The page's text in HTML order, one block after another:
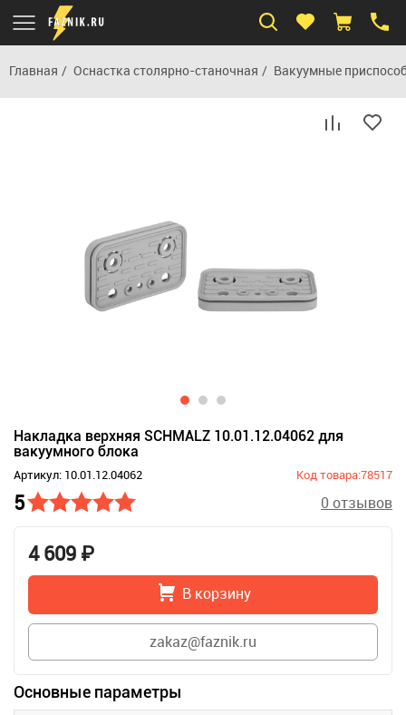
Главная Оснастка столярно-станочная Вакуумные
Накладка верхняя SCHMALZ 10.01.12.04062 для
вакуумного блока
Артикул: 10.01.12.04062 Код товара:78517
5 0 отзывов
4 609 ₽
В корзину
zakaz@faznik.ru
Основные параметры